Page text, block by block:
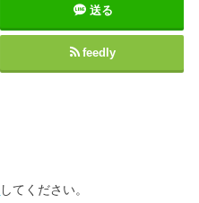
送る
feedly
してください。